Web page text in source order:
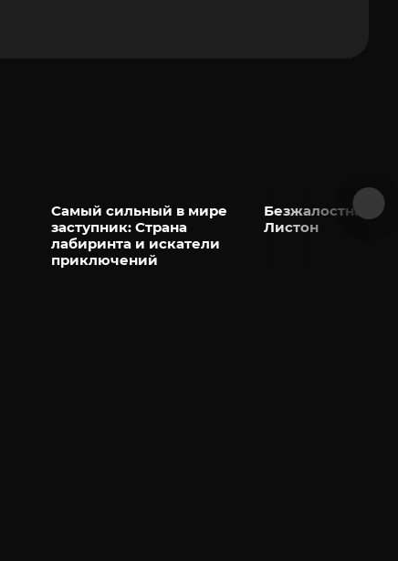
Самый сильный в мире
заступник: Страна
лабиринта и искатели
приключений
Безжалостная
Листон